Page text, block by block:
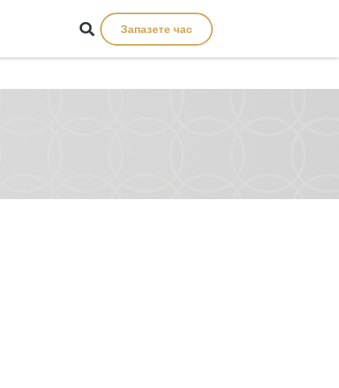
Запазете час